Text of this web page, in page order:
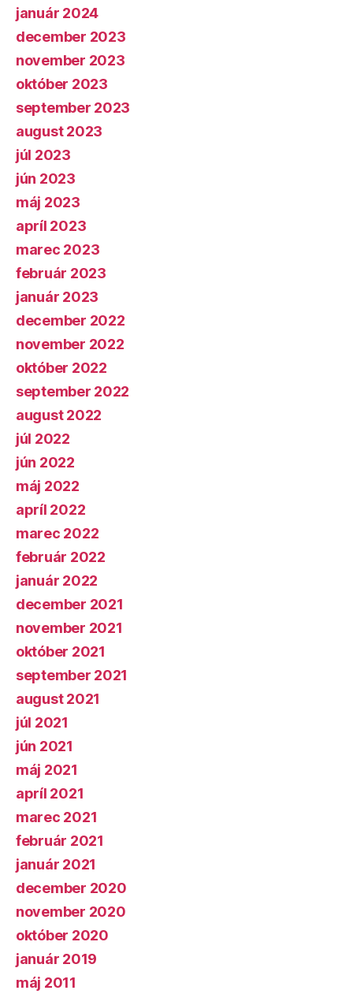
január 2024
december 2023
november 2023
október 2023
september 2023
august 2023
júl 2023
jún 2023
máj 2023
apríl 2023
marec 2023
február 2023
január 2023
december 2022
november 2022
október 2022
september 2022
august 2022
júl 2022
jún 2022
máj 2022
apríl 2022
marec 2022
február 2022
január 2022
december 2021
november 2021
október 2021
september 2021
august 2021
júl 2021
jún 2021
máj 2021
apríl 2021
marec 2021
február 2021
január 2021
december 2020
november 2020
október 2020
január 2019
máj 2011